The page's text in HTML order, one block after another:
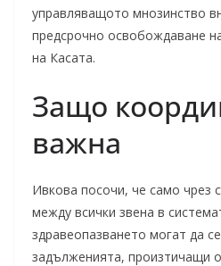
управляващото мнозинство
предсрочно освобождаване
на Касата.
Защо
важна
Ивкова посочи, че само чрез
между всички звена в
здравеопазването могат да
задълженията, произтичащи